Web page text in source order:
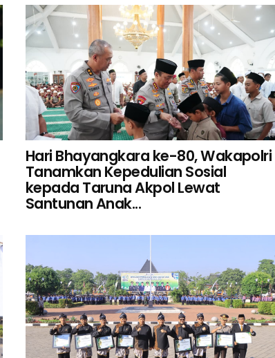
Hari Bhayangkara ke-80, Wakapolri
Tanamkan Kepedulian Sosial
kepada Taruna Akpol Lewat
Santunan Anak...